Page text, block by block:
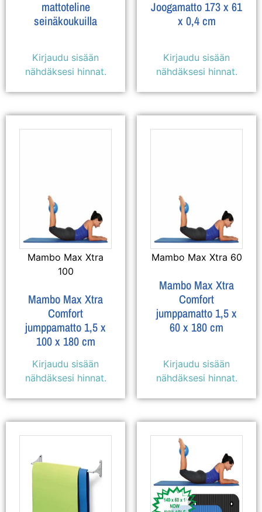
mattoteline
seinäkoukuilla
Kirjaudu sisään
nähdäksesi hinnat.
Joogamatto 173 x 61
x 0,4 cm
Kirjaudu sisään
nähdäksesi hinnat.
Mambo Max Xtra
100
Mambo Max Xtra
Comfort
jumppamatto 1,5 x
100 x 180 cm
Kirjaudu sisään
nähdäksesi hinnat.
Mambo Max Xtra 60
Mambo Max Xtra
Comfort
jumppamatto 1,5 x
60 x 180 cm
Kirjaudu sisään
nähdäksesi hinnat.